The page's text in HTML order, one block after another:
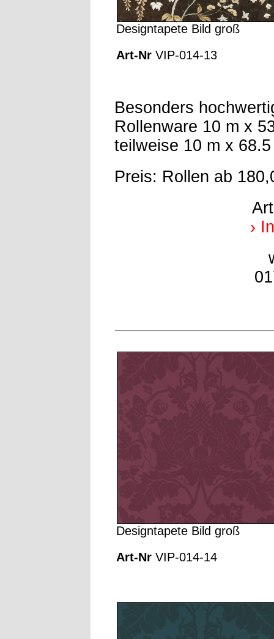
Designtapete Bild groß
Art-Nr VIP-014-13
Besonders
Rollenware 10 m x
teilweise 10 m x
Preis: Rollen ab
›
Designtapete Bild groß
Art-Nr VIP-014-14